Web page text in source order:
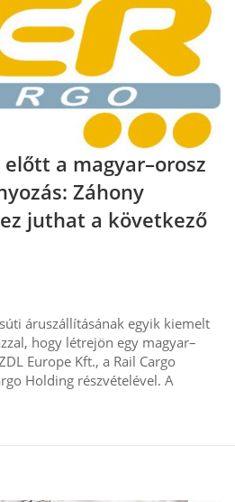
a magyar–orosz
Záhony
juthat a következő
áruszállításának egyik kiemelt
hogy létrejön egy magyar–
Europe Kft., a Rail Cargo
Holding részvételével. A